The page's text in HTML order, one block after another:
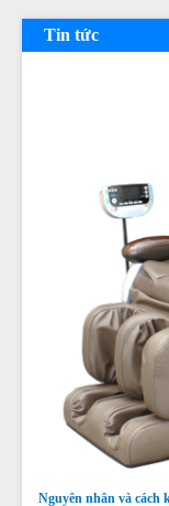
Tin tức
Nguyên nhân và cách